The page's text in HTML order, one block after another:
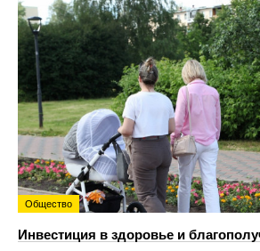
Общество
Инвестиция в здоровье и